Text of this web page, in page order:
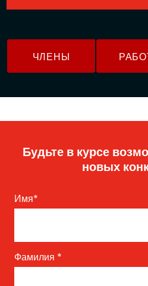
ЧЛЕНЫ
Будьте в курсе
новых
Имя*
Фамилия *